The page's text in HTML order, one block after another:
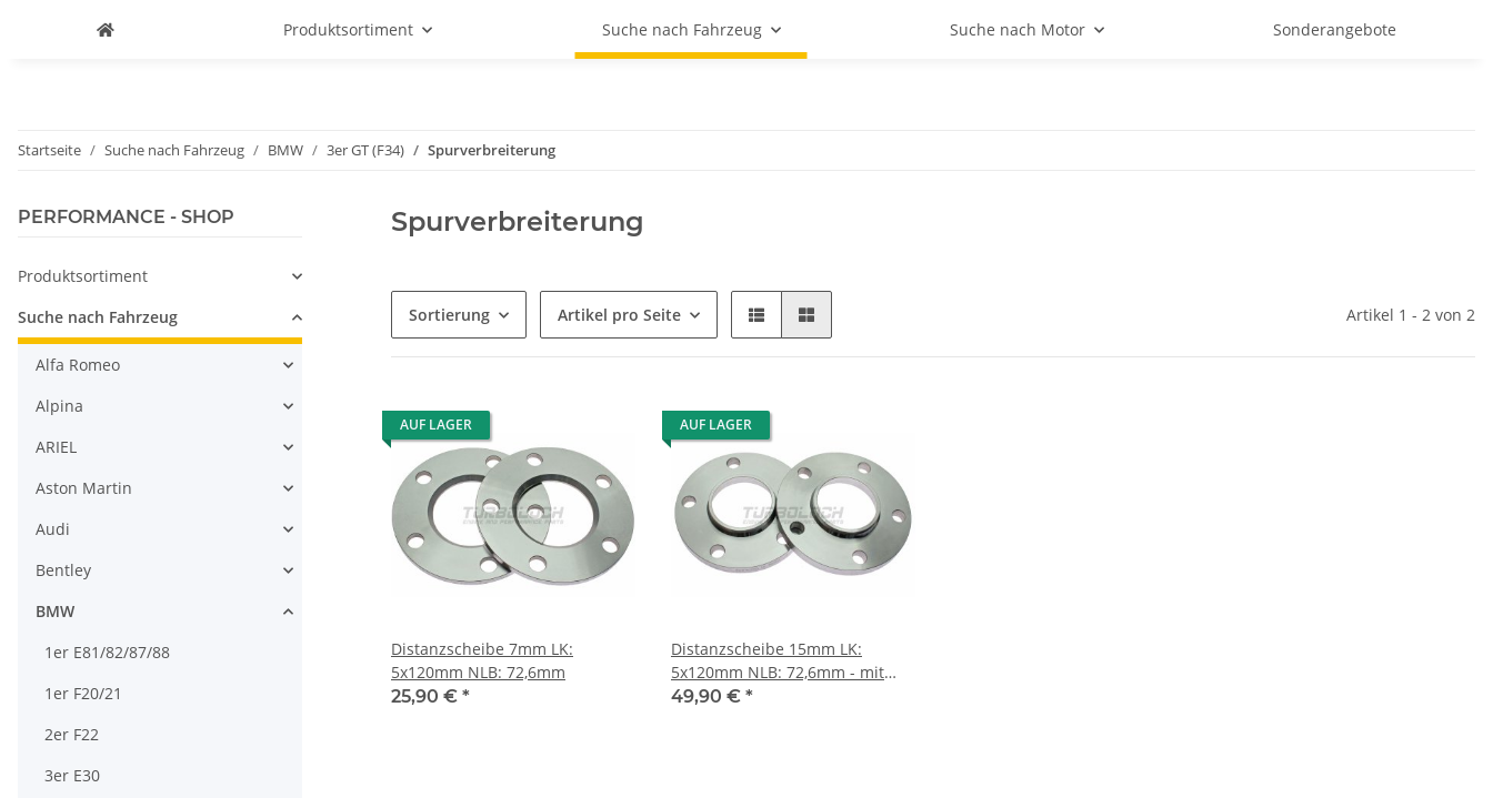
Produktsortiment Suche nach Fahrzeug Suche nach Motor Sonderangebote
Startseite Suche nach Fahrzeug BMW 3er GT (F34) Spurverbreiterung
Spurverbreiterung
Sortierung Artikel pro Seite Artikel 1 - 2 von 2
AUF LAGER
Distanzscheibe 7mm LK:
5x120mm NLB: 72,6mm
25,90 € *
AUF LAGER
Distanzscheibe 15mm LK:
5x120mm NLB: 72,6mm - mit
Felgenzentrierung
49,90 € *
PERFORMANCE - SHOP
Produktsortiment
Suche nach Fahrzeug
Alfa Romeo
Alpina
ARIEL
Aston Martin
Audi
Bentley
BMW
1er E81/82/87/88
1er F20/21
2er F22
3er E30